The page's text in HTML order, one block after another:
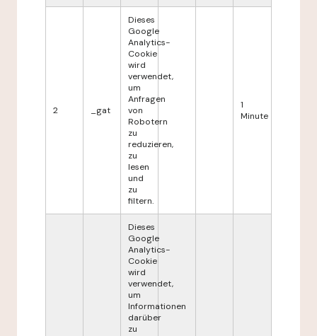
2 _gat
Dieses
Google
Analytics-
Cookie
wird
verwendet,
um
Anfragen
von
Robotern
zu
reduzieren,
zu
lesen
und
zu
filtern.
1
Minute
Dieses
Google
Analytics-
Cookie
wird
verwendet,
um
Informationen
darüber
zu